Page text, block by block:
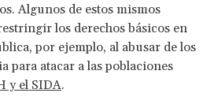
Algunos de estos mismos
los derechos básicos en
por ejemplo, al abusar de los
para atacar a las poblaciones
y el SIDA.